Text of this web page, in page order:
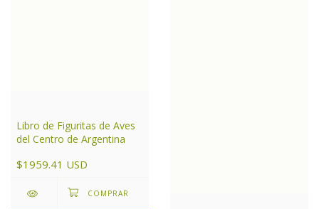
Libro de Figuritas de Aves
del Centro de Argentina
$1959.41 USD